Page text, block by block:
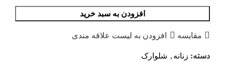
افزودن به سبد خرید
مقایسه افزودن به لیست علاقه مندی
دسته: زنانه , شلوارک